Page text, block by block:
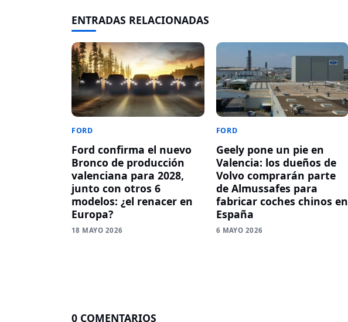
ENTRADAS RELACIONADAS
FORD
Ford confirma el nuevo
Bronco de producción
valenciana para 2028,
junto con otros 6
modelos: ¿el renacer en
Europa?
18 MAYO 2026
FORD
Geely pone un pie en
Valencia: los dueños de
Volvo comprarán parte
de Almussafes para
fabricar coches chinos en
España
6 MAYO 2026
0 COMENTARIOS